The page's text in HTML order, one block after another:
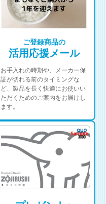
ご登録商品の
活用応援メール
お手入れの時期や、メーカー保
証が切れる前のタイミングな
ど、製品を長く快適にお使いい
ただくためのご案内をお届けし
ます。